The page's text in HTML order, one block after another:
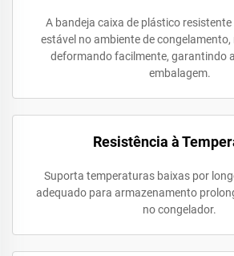
A bandeja caixa de plástico
estável no ambiente de
deformando facilmente, garantindo
embalagem.
Resistência à
Suporta temperaturas baixas por
adequado para armazenamento
no congelador.